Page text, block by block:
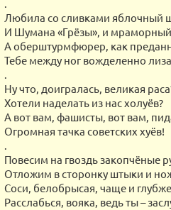
.
Любила со сливками яблочный
И Шумана «Грёзы», и мраморный
А оберштурмфюрер, как
Тебе между ног вожделенно
.
Ну что, доигралась, великая
Хотели наделать из нас холуёв?
А вот вам, фашисты, вот вам,
Огромная тачка советских хуёв!
.
Повесим на гвоздь закопчёные
Отложим в сторонку штыки и
Соси, белобрысая, чаще и
Расслабься, вояка, ведь ты –